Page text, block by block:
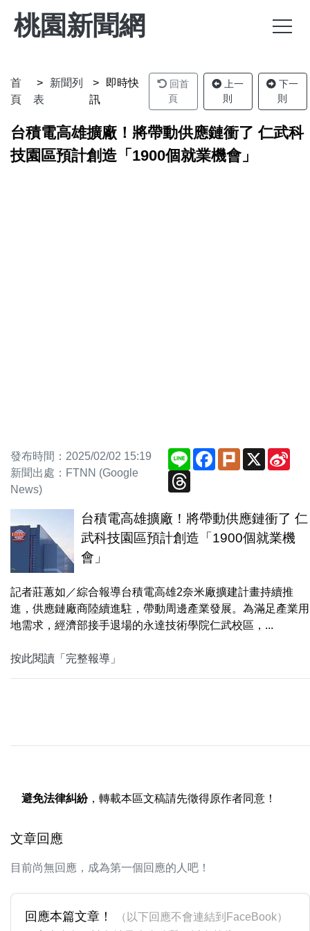
桃園新聞網
首
頁
新聞列
表
即時快
訊
回首
頁
上一
則
下一
則
台積電高雄擴廠！將帶動供應鏈衝了 仁武科
技園區預計創造「1900個就業機會」
發布時間：2025/02/02 15:19
新聞出處：FTNN (Google
News)
Line Facebook
PlurkX
Threads
台積電高雄擴廠！將帶動供應鏈衝了 仁
武科技園區預計創造「1900個就業機
會」
記者莊蕙如／綜合報導台積電高雄2奈米廠擴建計畫持續推
進，供應鏈廠商陸續進駐，帶動周邊產業發展。為滿足產業用
地需求，經濟部接手退場的永達技術學院仁武校區，...
按此閱讀「完整報導」
避免法律糾紛，轉載本區文稿請先徵得原作者同意！
文章回應
目前尚無回應，成為第一個回應的人吧！
回應本篇文章！
（以下回應不會連結到FaceBook）